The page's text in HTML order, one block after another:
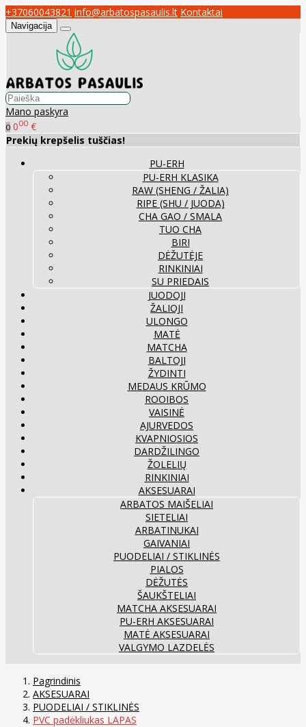
+37060043821 info@arbatospasaulis.lt Kontaktai
Navigacija
Mano paskyra
0 000 €
Prekių krepšelis tuščias!
PU-ERH
PU-ERH KLASIKA
RAW (SHENG / ŽALIA)
RIPE (SHU / JUODA)
CHA GAO / SMALA
TUO CHA
BIRI
DĖŽUTĖJE
RINKINIAI
SU PRIEDAIS
JUODOJI
ŽALIOJI
ULONGO
MATĖ
MATCHA
BALTOJI
ŽYDINTI
MEDAUS KRŪMO
ROOIBOS
VAISINĖ
AJURVEDOS
KVAPNIOSIOS
DARDŽILINGO
ŽOLELIŲ
RINKINIAI
AKSESUARAI
ARBATOS MAIŠELIAI
SIETELIAI
ARBATINUKAI
GAIVANIAI
PUODELIAI / STIKLINĖS
PIALOS
DĖŽUTĖS
ŠAUKŠTELIAI
MATCHA AKSESUARAI
PU-ERH AKSESUARAI
MATĖ AKSESUARAI
VALGYMO LAZDELĖS
Pagrindinis
AKSESUARAI
PUODELIAI / STIKLINĖS
PVC padėkliukas LAPAS